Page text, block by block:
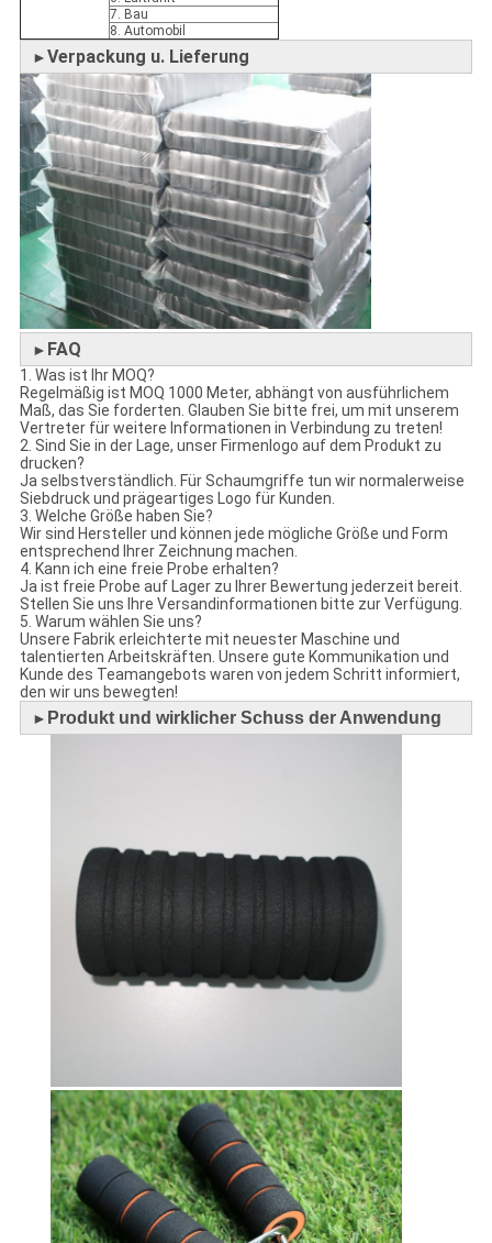
7. Bau
8. Automobil
►Verpackung u. Lieferung
► FAQ
1. Was ist Ihr MOQ?
Regelmäßig ist MOQ 1000 Meter, abhängt von ausführlichem
Maß, das Sie forderten. Glauben Sie bitte frei, um mit unserem
Vertreter für weitere Informationen in Verbindung zu treten!
2. Sind Sie in der Lage, unser Firmenlogo auf dem Produkt zu
drucken?
Ja selbstverständlich. Für Schaumgriffe tun wir normalerweise
Siebdruck und prägeartiges Logo für Kunden.
3. Welche Größe haben Sie?
Wir sind Hersteller und können jede mögliche Größe und Form
entsprechend Ihrer Zeichnung machen.
4. Kann ich eine freie Probe erhalten?
Ja ist freie Probe auf Lager zu Ihrer Bewertung jederzeit bereit.
Stellen Sie uns Ihre Versandinformationen bitte zur Verfügung.
5. Warum wählen Sie uns?
Unsere Fabrik erleichterte mit neuester Maschine und
talentierten Arbeitskräften. Unsere gute Kommunikation und
Kunde des Teamangebots waren von jedem Schritt informiert,
den wir uns bewegten!
► Produkt und wirklicher Schuss der Anwendung